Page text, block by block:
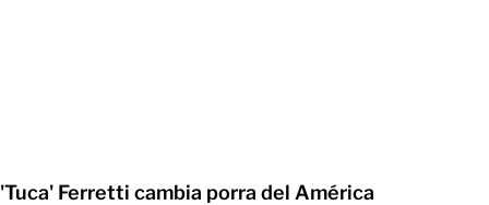
'Tuca' Ferretti cambia porra del América